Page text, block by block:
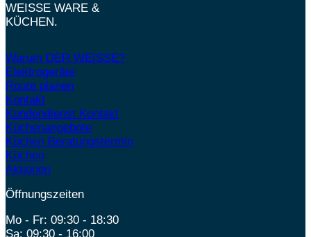
WEISSE WARE &
KÜCHEN.
Warum DER WEISSE?
Elektrogeräte
Route planen
Kontakt
Kundendienst Kontakt
Küchenangebote
Küchen Beratungstermin
Küchen
Aktionen
Öffnungszeiten
Mo - Fr: 09:30 - 18:30
Sa: 09:30 - 16:00